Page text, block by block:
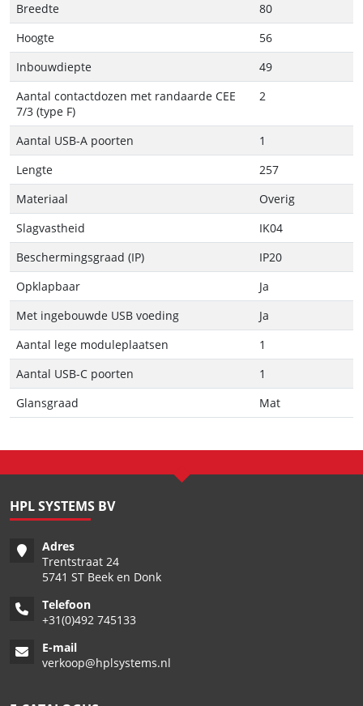
Breedte
80
Hoogte
56
Inbouwdiepte
49
Aantal contactdozen met randaarde CEE
7/3 (type F)
2
Aantal USB-A poorten
1
Lengte
257
Materiaal
Overig
Slagvastheid
IK04
Beschermingsgraad (IP)
IP20
Opklapbaar
Ja
Met ingebouwde USB voeding
Ja
Aantal lege moduleplaatsen
1
Aantal USB-C poorten
1
Glansgraad
Mat
HPL SYSTEMS BV
Adres
Trentstraat 24
5741 ST Beek en Donk
Telefoon
+31(0)492 745133
E-mail
verkoop@hplsystems.nl